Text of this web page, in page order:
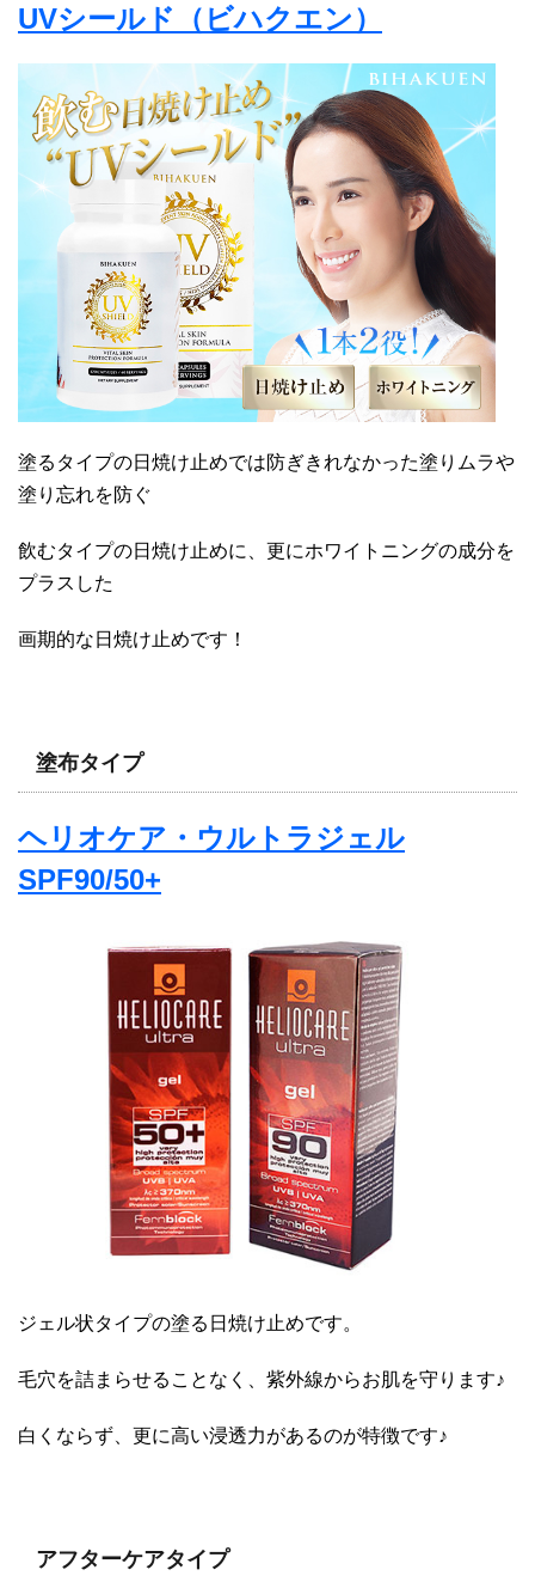
UVシールド（ビハクエン）
塗るタイプの日焼け止めでは防ぎきれなかった塗りムラや
塗り忘れを防ぐ
飲むタイプの日焼け止めに、更にホワイトニングの成分を
プラスした
画期的な日焼け止めです！
塗布タイプ
ヘリオケア・ウルトラジェル
SPF90/50+
ジェル状タイプの塗る日焼け止めです。
毛穴を詰まらせることなく、紫外線からお肌を守ります♪
白くならず、更に高い浸透力があるのが特徴です♪
アフターケアタイプ